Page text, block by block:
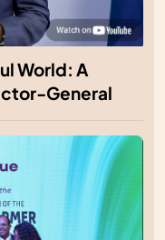
World: A
General